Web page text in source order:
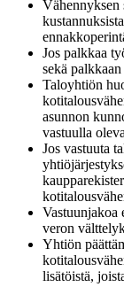
Vähennyksen
Jos palkkaa
sekä
Taloyhtiön
asunnon
vastuulla
Jos vastuuta
Vastuunjakoa
veron
Yhtiön
lisätöistä,